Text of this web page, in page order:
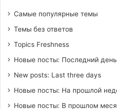
Самые популярные темы
Темы без ответов
Topics Freshness
Новые посты: Последний день
New posts: Last three days
Новые посты: На прошлой
Новые посты: В прошлом